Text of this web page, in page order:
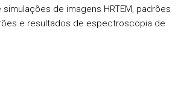
de imagens HRTEM, padrões
e resultados de espectroscopia de